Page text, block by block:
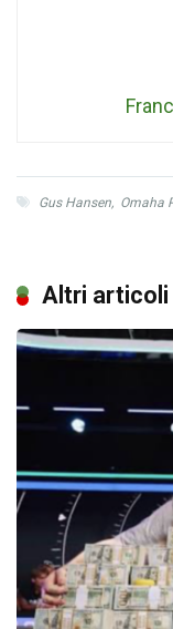
Gus Hansen, Omaha
Altri articoli